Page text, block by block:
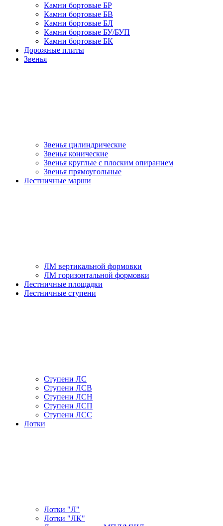
Камни бортовые БР
Камни бортовые БВ
Камни бортовые БЛ
Камни бортовые БУ/БУП
Камни бортовые БК
Дорожные плиты
Звенья
Звенья цилиндрические
Звенья конические
Звенья круглые с плоским опиранием
Звенья прямоугольные
Лестничные марши
ЛМ вертикальной формовки
ЛМ горизонтальной формовки
Лестничные площадки
Лестничные ступени
Ступени ЛС
Ступени ЛСВ
Ступени ЛСН
Ступени ЛСП
Ступени ЛСС
Лотки
Лотки "Л"
Лотки "ЛК"